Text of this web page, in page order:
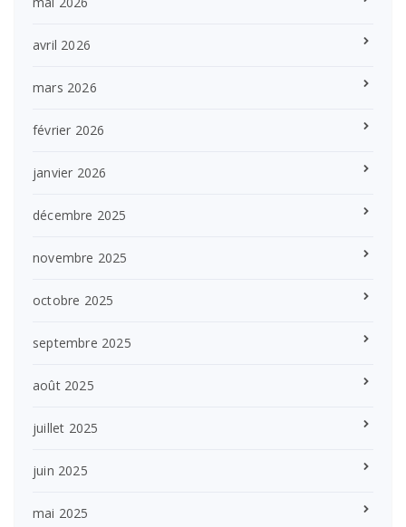
avril 2026
mars 2026
février 2026
janvier 2026
décembre 2025
novembre 2025
octobre 2025
septembre 2025
août 2025
juillet 2025
juin 2025
mai 2025